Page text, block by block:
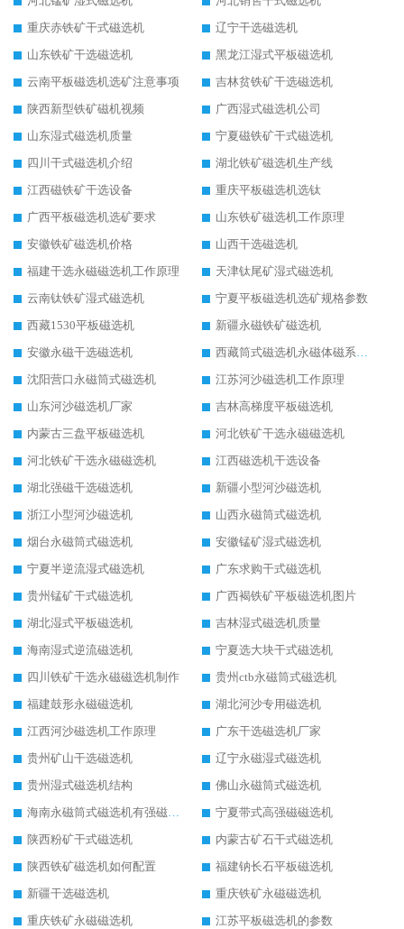
重庆赤铁矿干式磁选机
辽宁干选磁选机
山东铁矿干选磁选机
黑龙江湿式平板磁选机
云南平板磁选机选矿注意事项
吉林贫铁矿干选磁选机
陕西新型铁矿磁机视频
广西湿式磁选机公司
山东湿式磁选机质量
宁夏磁铁矿干式磁选机
四川干式磁选机介绍
湖北铁矿磁选机生产线
江西磁铁矿干选设备
重庆平板磁选机选钛
广西平板磁选机选矿要求
山东铁矿磁选机工作原理
安徽铁矿磁选机价格
山西干选磁选机
福建干选永磁磁选机工作原理
天津钛尾矿湿式磁选机
云南钛铁矿湿式磁选机
宁夏平板磁选机选矿规格参数
西藏1530平板磁选机
新疆永磁铁矿磁选机
安徽永磁干选磁选机
西藏筒式磁选机永磁体磁系设计
沈阳营口永磁筒式磁选机
江苏河沙磁选机工作原理
山东河沙磁选机厂家
吉林高梯度平板磁选机
内蒙古三盘平板磁选机
河北铁矿干选永磁磁选机
河北铁矿干选永磁磁选机
江西磁选机干选设备
湖北强磁干选磁选机
新疆小型河沙磁选机
浙江小型河沙磁选机
山西永磁筒式磁选机
烟台永磁筒式磁选机
安徽锰矿湿式磁选机
宁夏半逆流湿式磁选机
广东求购干式磁选机
贵州锰矿干式磁选机
广西褐铁矿平板磁选机图片
湖北湿式平板磁选机
吉林湿式磁选机质量
海南湿式逆流磁选机
宁夏选大块干式磁选机
四川铁矿干选永磁磁选机制作
贵州ctb永磁筒式磁选机
福建鼓形永磁磁选机
湖北河沙专用磁选机
江西河沙磁选机工作原理
广东干选磁选机厂家
贵州矿山干选磁选机
辽宁永磁湿式磁选机
贵州湿式磁选机结构
佛山永磁筒式磁选机
海南永磁筒式磁选机有强磁的吗
宁夏带式高强磁磁选机
陕西粉矿干式磁选机
内蒙古矿石干式磁选机
陕西铁矿磁选机如何配置
福建钠长石平板磁选机
新疆干选磁选机
重庆铁矿永磁磁选机
重庆铁矿永磁磁选机
江苏平板磁选机的参数